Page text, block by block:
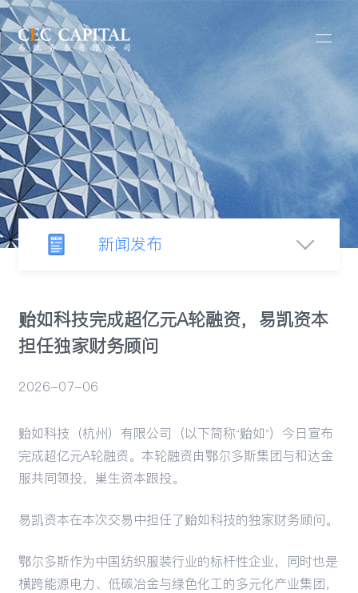
新闻发布
行业观察
贻如科技完成超亿元A轮融资，易凯资本
担任独家财务顾问
2026-07-06
贻如科技（杭州）有限公司（以下简称“贻如”）今日宣布
完成超亿元A轮融资。本轮融资由鄂尔多斯集团与和达金
服共同领投，巢生资本跟投。
易凯资本在本次交易中担任了贻如科技的独家财务顾问。
鄂尔多斯作为中国纺织服装行业的标杆性企业，同时也是
横跨能源电力、低碳冶金与绿色化工的多元化产业集团，